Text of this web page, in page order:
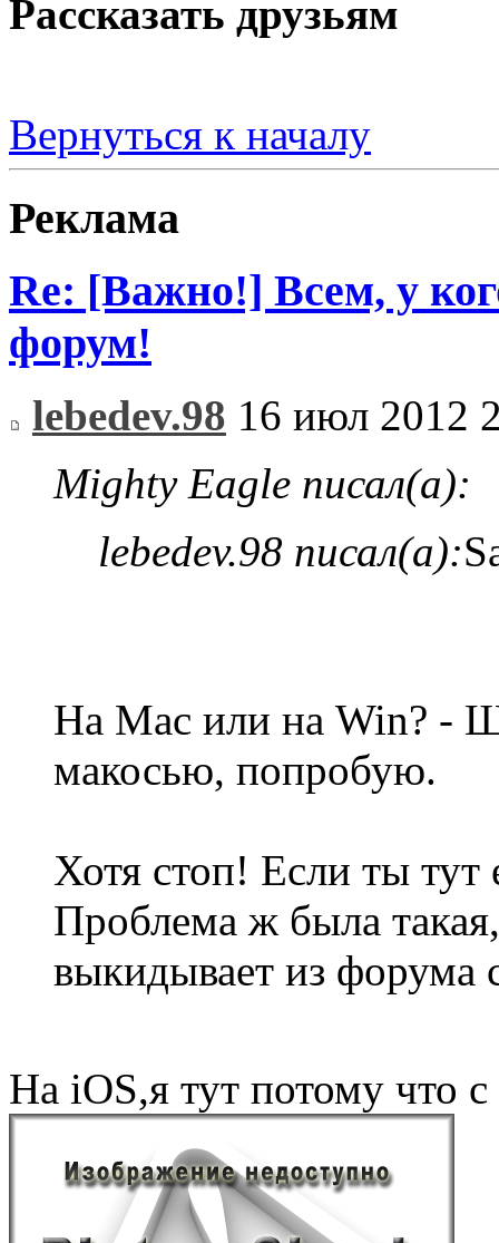
Рассказать друзьям
Вернуться к началу
Реклама
Re: [Важно!] Всем, у
форум!
lebedev.98 16 июл 2012
Mighty Eagle писал(а):
lebedev.98 писал(а):
На Mac или на Win? -
макосью, попробую.
Хотя стоп! Если ты тут
Проблема ж была
выкидывает из форума
На iOS,я тут потому что